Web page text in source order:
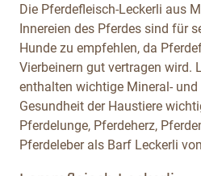
Die Pferdefleisch-Leckerli aus
Innereien des Pferdes sind für
Hunde zu empfehlen, da
Vierbeinern gut vertragen wird.
enthalten wichtige Mineral-
Gesundheit der Haustiere
Pferdelunge, Pferdeherz,
Pferdeleber als Barf Leckerli